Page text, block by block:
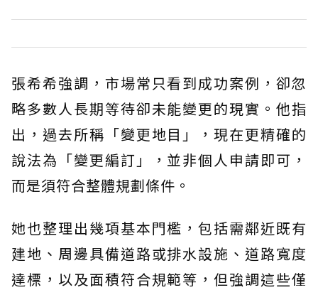
張希希強調，市場常只看到成功案例，卻忽
略多數人長期等待卻未能變更的現實。他指
出，過去所稱「變更地目」，現在更精確的
說法為「變更編訂」，並非個人申請即可，
而是須符合整體規劃條件。
她也整理出幾項基本門檻，包括需鄰近既有
建地、周邊具備道路或排水設施、道路寬度
達標，以及面積符合規範等，但強調這些僅